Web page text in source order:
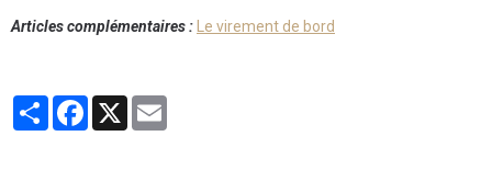
Articles complémentaires : Le virement de bord
PartagerFacebook
X